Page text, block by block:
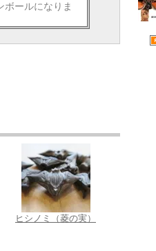
ボールになりま
ヒシノミ（菱の実）